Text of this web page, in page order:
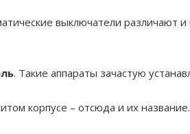
выключатели различают и
. Такие аппараты зачастую
корпусе – отсюда и их